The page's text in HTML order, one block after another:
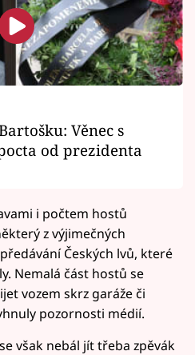
Věnec s
od prezidenta
i počtem hostů
z výjimečných
Českých lvů, které
Nemalá část hostů se
vozem skrz garáže či
pozornosti médií.
však nebál jít třeba zpěvák